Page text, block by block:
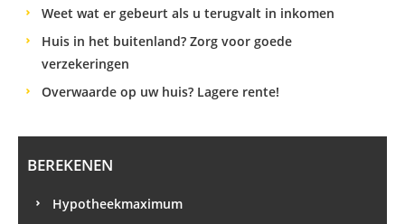
Weet wat er gebeurt als u terugvalt in inkomen
Huis in het buitenland? Zorg voor goede
verzekeringen
Overwaarde op uw huis? Lagere rente!
BEREKENEN
Hypotheekmaximum